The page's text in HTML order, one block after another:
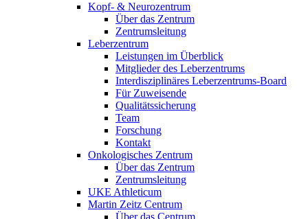
Kopf- & Neurozentrum
Über das Zentrum
Zentrumsleitung
Leberzentrum
Leistungen im Überblick
Mitglieder des Leberzentrums
Interdisziplinäres Leberzentrums-Board
Für Zuweisende
Qualitätssicherung
Team
Forschung
Kontakt
Onkologisches Zentrum
Über das Zentrum
Zentrumsleitung
UKE Athleticum
Martin Zeitz Centrum
Über das Centrum